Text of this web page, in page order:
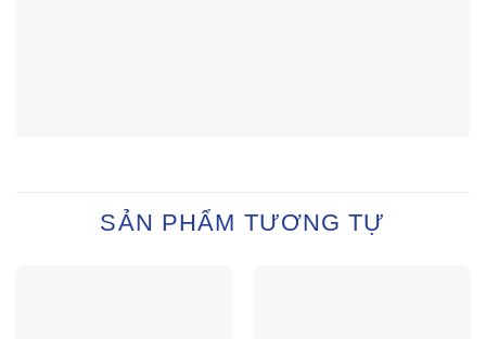
SẢN PHẨM TƯƠNG TỰ